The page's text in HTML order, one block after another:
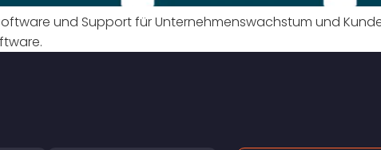
und Support für Unternehmenswachstum und